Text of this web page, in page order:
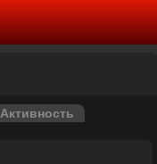
Активность